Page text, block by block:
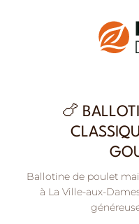
🍗
Ballotine de poulet
à La Ville-aux-